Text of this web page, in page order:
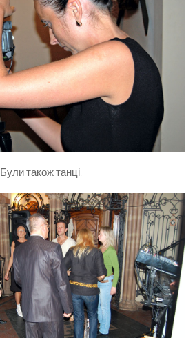
Були також танці.